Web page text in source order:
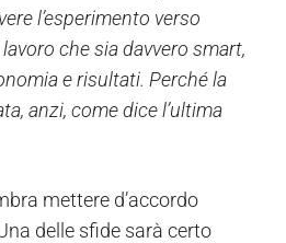
l’esperimento verso
che sia davvero smart,
e risultati. Perché la
anzi, come dice l’ultima
mettere d’accordo
delle sfide sarà certo